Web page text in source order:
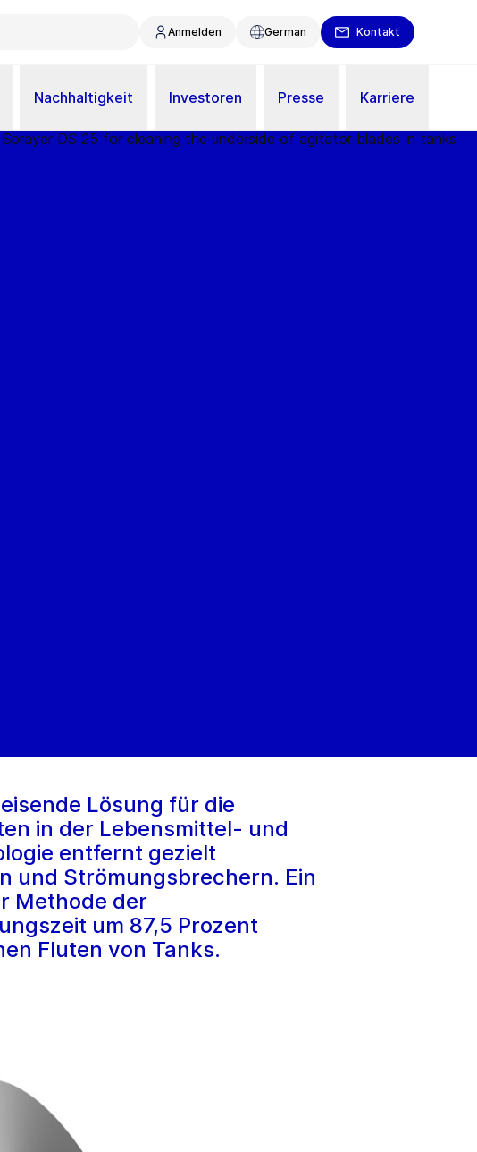
Anmelden German Kontakt
Nachhaltigkeit Investoren Presse Karriere
Lösung für die
in der Lebensmittel- und
entfernt gezielt
und Strömungsbrechern. Ein
Methode der
um 87,5 Prozent
Fluten von Tanks.